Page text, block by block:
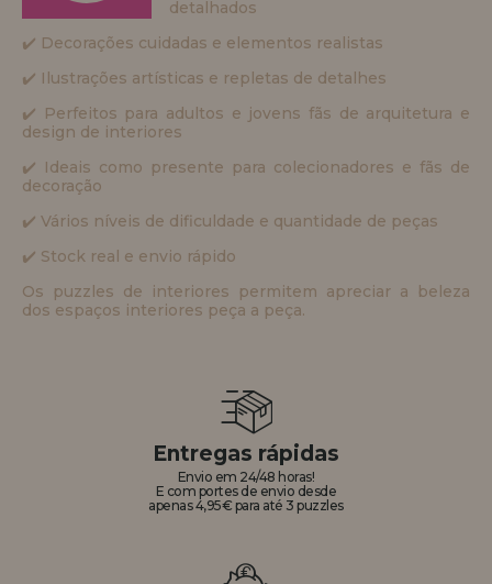
detalhados
✔️ Decorações cuidadas e elementos realistas
✔️ Ilustrações artísticas e repletas de detalhes
✔️ Perfeitos para adultos e jovens fãs de arquitetura e
design de interiores
✔️ Ideais como presente para colecionadores e fãs de
decoração
✔️ Vários níveis de dificuldade e quantidade de peças
✔️ Stock real e envio rápido
Os puzzles de interiores permitem apreciar a beleza
dos espaços interiores peça a peça.
Entregas rápidas
Envio em 24/48 horas!
E com portes de envio desde
apenas 4,95€ para até 3 puzzles